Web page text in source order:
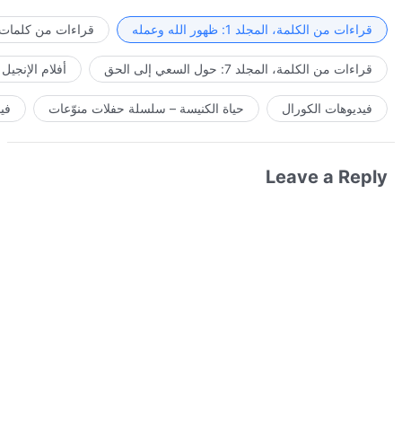
قراءات من الكلمة، المجلد 1: ظهور الله وعمله قراءات من كلمات
قراءات من الكلمة، المجلد 7: حول السعي إلى الحق أفلام الإنجيل
فيديوهات الكورال حياة الكنيسة – سلسلة حفلات منوّعات
Leave a Reply